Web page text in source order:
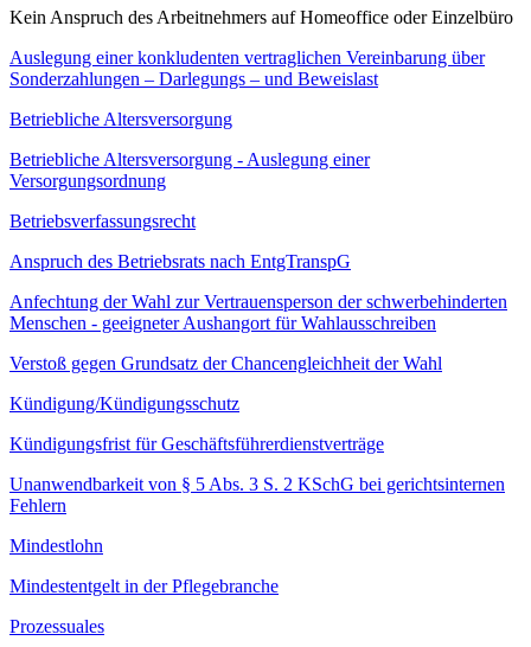
Kein Anspruch des Arbeitnehmers auf Homeoffice oder Einzelbüro
Auslegung einer konkludenten vertraglichen Vereinbarung über
Sonderzahlungen – Darlegungs – und Beweislast
Betriebliche Altersversorgung
Betriebliche Altersversorgung - Auslegung einer
Versorgungsordnung
Betriebsverfassungsrecht
Anspruch des Betriebsrats nach EntgTranspG
Anfechtung der Wahl zur Vertrauensperson der schwerbehinderten
Menschen - geeigneter Aushangort für Wahlausschreiben
Verstoß gegen Grundsatz der Chancengleichheit der Wahl
Kündigung/Kündigungsschutz
Kündigungsfrist für Geschäftsführerdienstverträge
Unanwendbarkeit von § 5 Abs. 3 S. 2 KSchG bei gerichtsinternen
Fehlern
Mindestlohn
Mindestentgelt in der Pflegebranche
Prozessuales